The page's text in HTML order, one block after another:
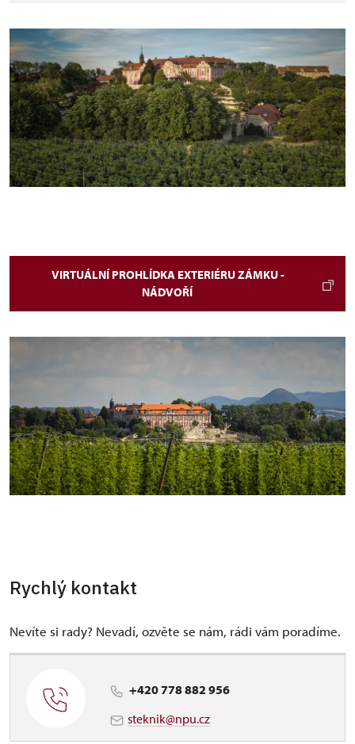
VIRTUÁLNÍ PROHLÍDKA EXTERIÉRU ZÁMKU -
NÁDVOŘÍ
Rychlý kontakt
Nevíte si rady? Nevadí, ozvěte se nám, rádi vám poradíme.
+420 778 882 956
steknik@npu.cz